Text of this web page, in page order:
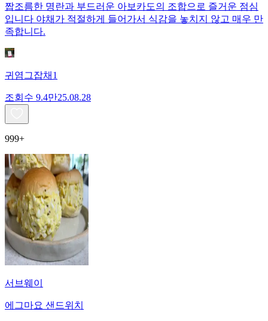
짭조름한 명란과 부드러운 아보카도의 조합으로 즐거운 점심
입니다 야채가 적절하게 들어가서 식감을 놓치지 않고 매우 만
족합니다.
귀염그잡채1
조회수 9.4만25.08.28
999+
서브웨이
에그마요 샌드위치